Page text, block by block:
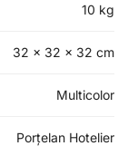
10 kg
32 × 32 × 32 cm
Multicolor
Porțelan Hotelier